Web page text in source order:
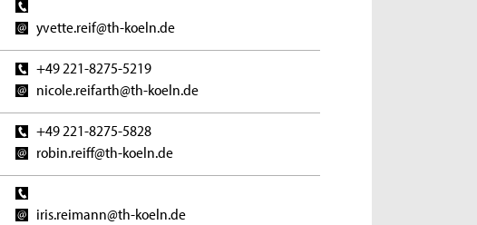
yvette.reif@th-koeln.de
+49 221-8275-5219
nicole.reifarth@th-koeln.de
+49 221-8275-5828
robin.reiff@th-koeln.de
iris.reimann@th-koeln.de